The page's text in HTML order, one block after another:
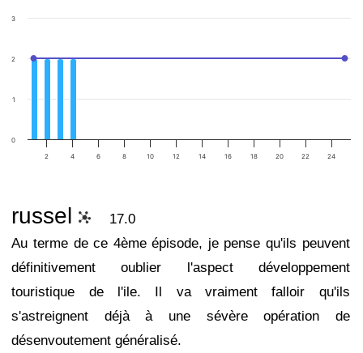
2 4 6 8 10 12 14 16 18 20 22 24
0
1
2
3
russel
17.0
Au terme de ce 4ème épisode, je pense qu'ils peuvent
définitivement oublier l'aspect développement
touristique de l'ile. Il va vraiment falloir qu'ils
s'astreignent déjà à une sévère opération de
désenvoutement généralisé.